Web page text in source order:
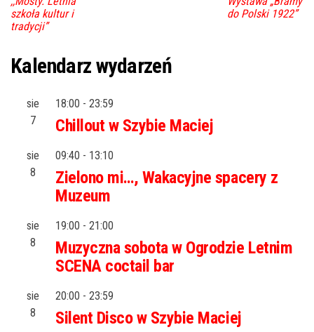
szkoła kultur i
tradycji”
do Polski 1922”
Kalendarz wydarzeń
sie
7
18:00 - 23:59
Chillout w Szybie Maciej
sie
8
09:40 - 13:10
Zielono mi…, Wakacyjne spacery z
Muzeum
sie
8
19:00 - 21:00
Muzyczna sobota w Ogrodzie Letnim
SCENA coctail bar
sie
8
20:00 - 23:59
Silent Disco w Szybie Maciej